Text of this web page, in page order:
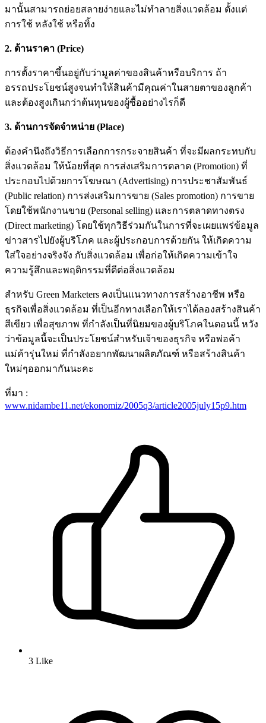
มานั้นสามารถย่อยสลายง่ายและไม่ทำลายสิ่งแวดล้อม ตั้งแต่
การใช้ หลังใช้ หรือทิ้ง
2. ด้านราคา (Price)
การตั้งราคาขึ้นอยู่กับว่ามูลค่าของสินค้าหรือบริการ ถ้า
อรรถประโยชน์สูงจนทำให้สินค้ามีคุณค่าในสายตาของลูกค้า
และต้องสูงเกินกว่าต้นทุนของผู้ซื้ออย่างไรก็ดี
3. ด้านการจัดจำหน่าย (Place)
ต้องคำนึงถึงวิธีการเลือกการกระจายสินค้า ที่จะมีผลกระทบกับ
สิ่งแวดล้อม ให้น้อยที่สุด การส่งเสริมการตลาด (Promotion) ที่
ประกอบไปด้วยการโฆษณา (Advertising) การประชาสัมพันธ์
(Public relation) การส่งเสริมการขาย (Sales promotion) การขาย
โดยใช้พนักงานขาย (Personal selling) และการตลาดทางตรง
(Direct marketing) โดยใช้ทุกวิธีร่วมกันในการที่จะเผยแพร่ข้อมูล
ข่าวสารไปยังผู้บริโภค และผู้ประกอบการด้วยกัน ให้เกิดความ
ใส่ใจอย่างจริงจัง กับสิ่งแวดล้อม เพื่อก่อให้เกิดความเข้าใจ
ความรู้สึกและพฤติกรรมที่ดีต่อสิ่งแวดล้อม
สำหรับ Green Marketers คงเป็นแนวทางการสร้างอาชีพ หรือ
ธุรกิจเพื่อสิ่งแวดล้อม ที่เป็นอีกทางเลือกให้เราได้ลองสร้างสินค้า
สีเขียว เพื่อสุขภาพ ที่กำลังเป็นที่นิยมของผู้บริโภคในตอนนี้ หวัง
ว่าข้อมูลนี้จะเป็นประโยชน์สำหรับเจ้าของธุรกิจ หรือพ่อค้า
แม่ค้ารุ่นใหม่ ที่กำลังอยากพัฒนาผลิตภัณฑ์ หรือสร้างสินค้า
ใหม่ๆออกมากันนะคะ
ที่มา :
www.nidambe11.net/ekonomiz/2005q3/article2005july15p9.htm
3 Like